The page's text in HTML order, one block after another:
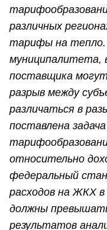
различных
тарифы на тепло.
муниципалитета,
поставщика
разрыв между
различаться в
поставлена
относительно
федеральный
расходов на ЖКХ в
должны
результатов